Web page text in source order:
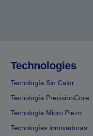
Technologies
Tecnología Sin Calor
Tecnología PrecisionCore
Tecnología Micro Piezo
Tecnologías innovadoras